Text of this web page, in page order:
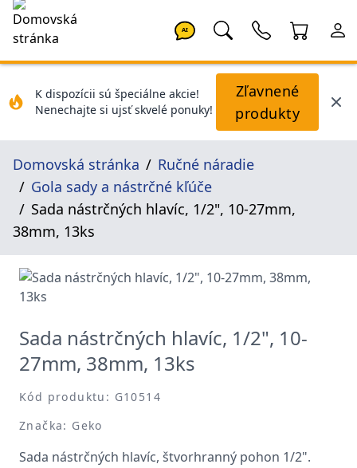
AI
K dispozícii sú špeciálne akcie!
Nenechajte si ujsť skvelé ponuky!
Zľavnené
produkty
Domovská stránka
Ručné náradie
Gola sady a nástrčné kľúče
Sada nástrčných hlavíc, 1/2", 10-27mm,
38mm, 13ks
Sada nástrčných hlavíc, 1/2", 10-
27mm, 38mm, 13ks
Kód produktu: G10514
Značka: Geko
Sada nástrčných hlavíc, štvorhranný pohon 1/2".